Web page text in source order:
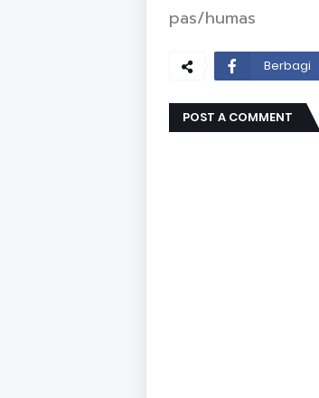
pas/humas
Berbagi
POST A COMMENT